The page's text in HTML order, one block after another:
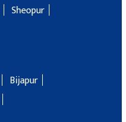
Sheopur
Bijapur